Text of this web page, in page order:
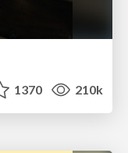
1370 210k